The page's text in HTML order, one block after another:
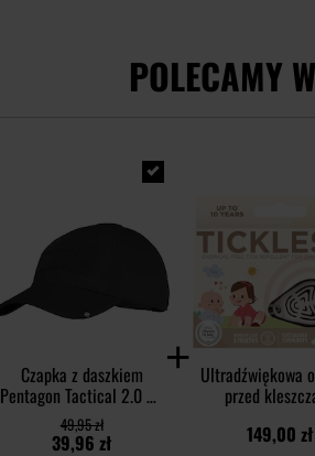
POLECAMY
Czapka z daszkiem
Pentagon Tactical 2.0 BB
Rip-Stop Cap - Black
39,96 zł
49,95 zł
Ultradźwiękowa
przed
- Beige
149,00 zł